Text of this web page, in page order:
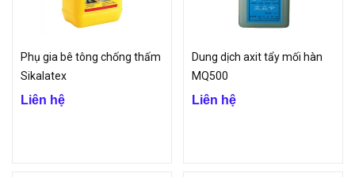
nghiệp chính hãng phục vụ cho nhiều lĩnh vực.
Phụ gia bê tông chống thấm
Sikalatex
Liên hệ
Dung dịch axit tẩy mối hàn
MQ500
Liên hệ